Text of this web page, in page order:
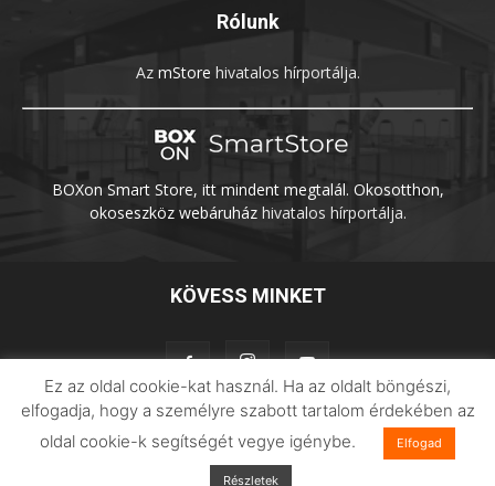
Rólunk
Az mStore hivatalos hírportálja.
BOXon Smart Store, itt mindent megtalál. Okosotthon,
okoseszköz webáruházhivatalos hírportálja.
KÖVESS MINKET
Adatvédelem Impresszum Imilab
Ez az oldal cookie-kat használ. Ha az oldalt böngészi,
elfogadja, hogy a személyre szabott tartalom érdekében az
oldal cookie-k segítségét vegye igénybe.
Elfogad
Részletek